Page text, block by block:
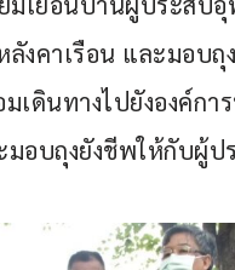
งคาเรือน และมอบ
เดินทางไปยังองค์ก
อบถุงยังชีพให้กับผู้